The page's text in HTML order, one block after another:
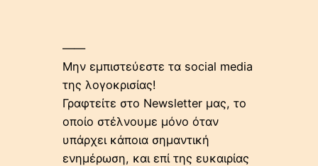
——
Μην εμπιστεύεστε τα social media
της λογοκρισίας!
Γραφτείτε στο Newsletter μας, το
οποίο στέλνουμε μόνο όταν
υπάρχει κάποια σημαντική
ενημέρωση, και επί της ευκαιρίας